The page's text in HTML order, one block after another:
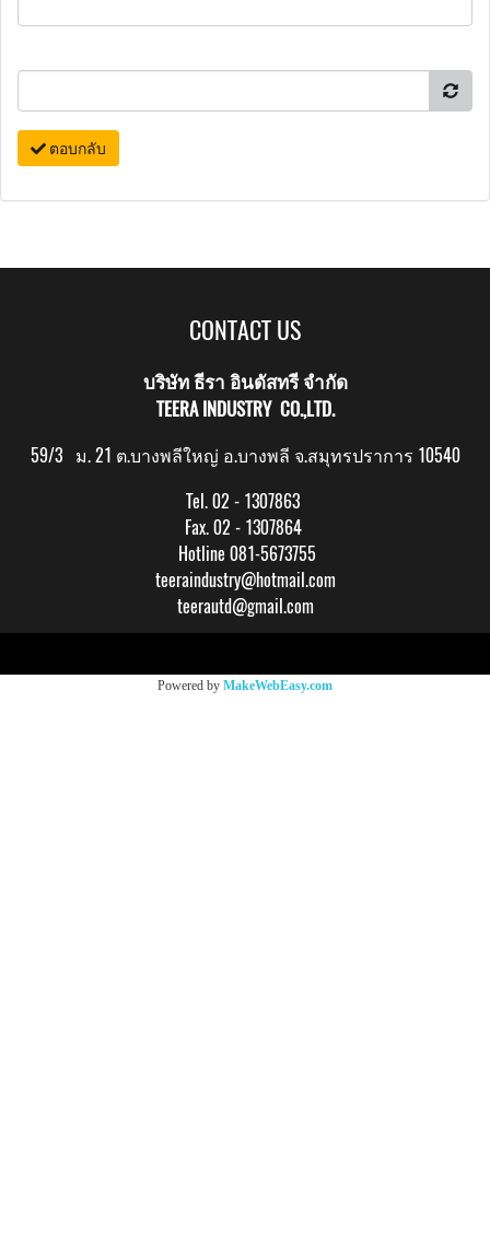
ตอบกลับ
CONTACT US
บริษัท ธีรา อินดัสทรี จำกัด
TEERA INDUSTRY CO.,LTD.
59/3 ม. 21 ต.บางพลีใหญ่ อ.บางพลี จ.สมุทรปราการ 10540
Tel. 02 - 1307863
Fax. 02 - 1307864
Hotline 081-5673755
teeraindustry@hotmail.com
teerautd@gmail.com
Powered by MakeWebEasy.com